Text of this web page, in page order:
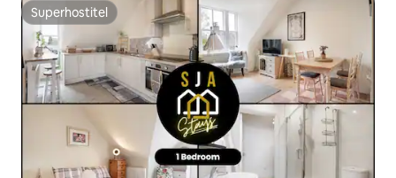
Superhostiteľ
Superhostiteľ